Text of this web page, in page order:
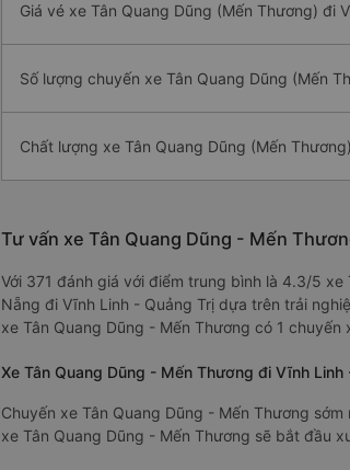
Giá vé xe Tân Quang Dũng (Mến Thương) đi
Số lượng chuyến xe Tân Quang Dũng (Mến
Chất lượng xe Tân Quang Dũng (Mến
Tư vấn xe Tân Quang Dũng - Mến
Với 371 đánh giá với điểm trung bình là 4.3/5
Nẵng đi Vĩnh Linh - Quảng Trị dựa trên trải
xe Tân Quang Dũng - Mến Thương có 1
Xe Tân Quang Dũng - Mến Thương đi Vĩnh Linh
Chuyến xe Tân Quang Dũng - Mến Thương
xe Tân Quang Dũng - Mến Thương sẽ bắt đầu